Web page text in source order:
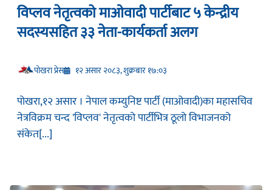
विप्लव नेतृत्वको माओवादी पार्टीबाट ५ केन्द्रीय
सदस्यसहित ३३ नेता-कार्यकर्ता अलग
प‍ोखरा प्रेस १२ असार २०८३, शुक्रबार १७:०३
पोखरा,१२ असार । नेपाल कम्युनिष्ट पार्टी (माओवादी)का महासचिव
नेत्रविक्रम चन्द 'विप्लव' नेतृत्वको पार्टीभित्र ठूलो विभाजनको
संकेत[...]